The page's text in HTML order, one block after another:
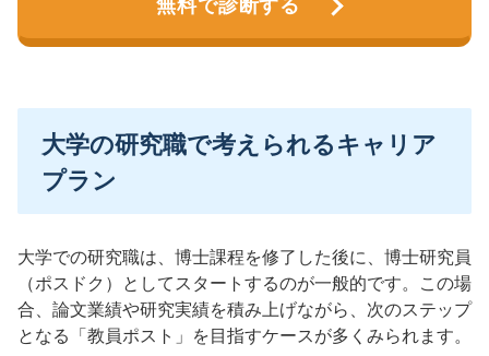
無料で診断する
大学の研究職で考えられるキャリア
プラン
大学での研究職は、博士課程を修了した後に、博士研究員
（ポスドク）としてスタートするのが一般的です。この場
合、論文業績や研究実績を積み上げながら、次のステップ
となる「教員ポスト」を目指すケースが多くみられます。